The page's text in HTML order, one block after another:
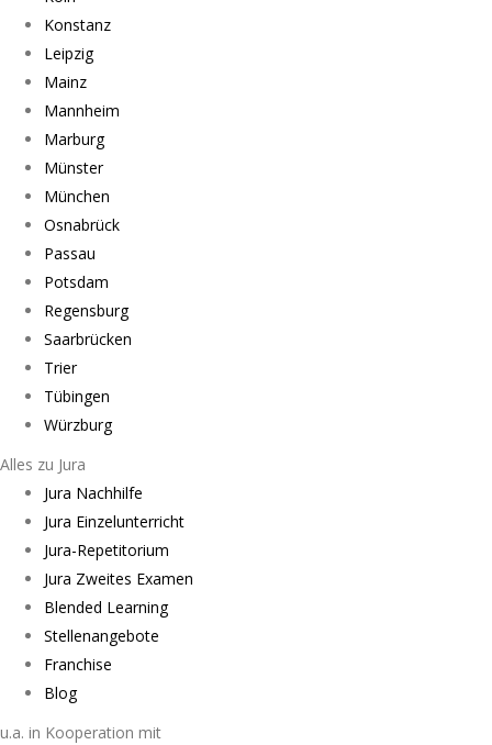
Konstanz
Leipzig
Mainz
Mannheim
Marburg
Münster
München
Osnabrück
Passau
Potsdam
Regensburg
Saarbrücken
Trier
Tübingen
Würzburg
Alles zu Jura
Jura Nachhilfe
Jura Einzelunterricht
Jura-Repetitorium
Jura Zweites Examen
Blended Learning
Stellenangebote
Franchise
Blog
u.a. in Kooperation mit